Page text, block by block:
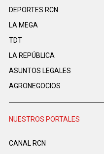
DEPORTES RCN
LA MEGA
TDT
LA REPÚBLICA
ASUNTOS LEGALES
AGRONEGOCIOS
NUESTROS PORTALES
CANAL RCN